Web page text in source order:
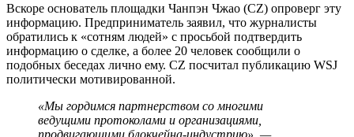
Вскоре основатель площадки Чанпэн Чжао (CZ) опроверг эту
информацию. Предприниматель заявил, что журналисты
обратились к «сотням людей» с просьбой подтвердить
информацию о сделке, а более 20 человек сообщили о
подобных беседах лично ему. CZ посчитал публикацию WSJ
политически мотивированной.
«Мы гордимся партнерством со многими
ведущими протоколами и организациями,
продвигающими блокчейна-индустрию», —